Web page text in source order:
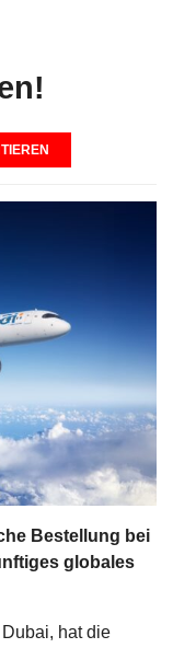
Bestellung bei
globales
hat die